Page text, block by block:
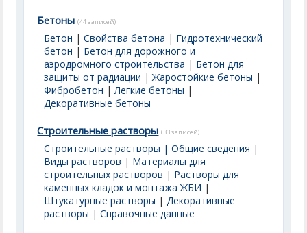
Бетоны (44 записей)
Бетон |Свойства бетона | Гидротехнический
бетон | Бетон для дорожного и
аэродромного строительства | Бетон для
защиты от радиации |Жаростойкие бетоны |
Фибробетон |Легкие бетоны |
Декоративные бетоны
Строительные растворы (33 записей)
Строительные растворы | Общие сведения |
Виды растворов | Материалы для
строительных растворов | Растворы для
каменных кладок и монтажа ЖБИ |
Штукатурные растворы |Декоративные
растворы |Справочные данные